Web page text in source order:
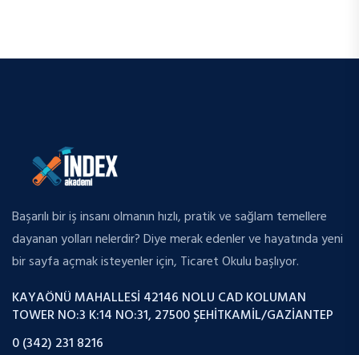
Başarılı bir iş insanı olmanın hızlı, pratik ve sağlam temellere
dayanan yolları nelerdir? Diye merak edenler ve hayatında yeni
bir sayfa açmak isteyenler için, Ticaret Okulu başlıyor.
KAYAÖNÜ MAHALLESI 42146 NOLU CAD KOLUMAN
TOWER NO:3 K:14 NO:31, 27500 ŞEHITKAMIL/GAZIANTEP
0 (342) 231 8216